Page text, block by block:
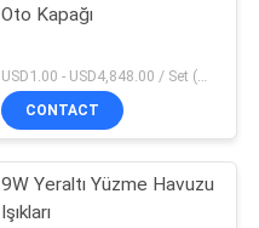
Oto Kapağı
CONTACT
9W Yeraltı Yüzme Havuzu
Işıkları